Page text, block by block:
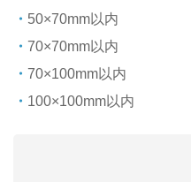
50×70mm以内
70×70mm以内
70×100mm以内
100×100mm以内